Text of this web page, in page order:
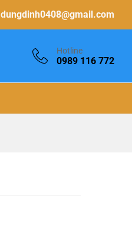
dungdinh0408@gmail.com
Hotline
0989 116 772